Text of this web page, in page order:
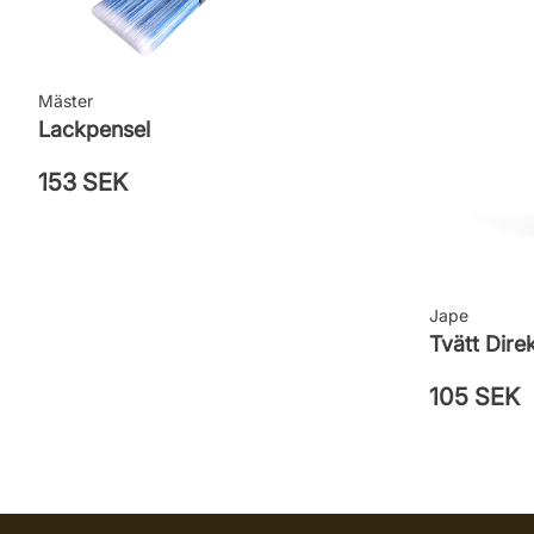
Mäster
Lackpensel
153 SEK
Jape
Tvätt
105 SEK